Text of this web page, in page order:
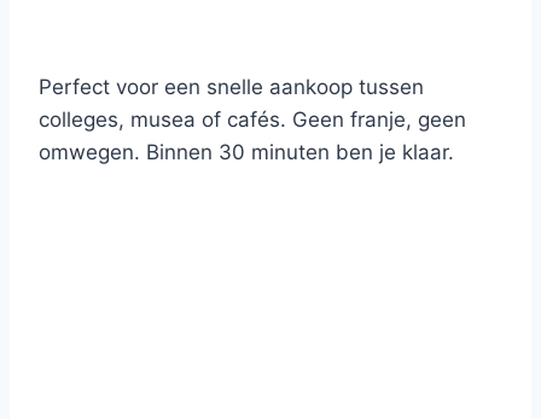
Perfect voor een snelle aankoop tussen
colleges, musea of cafés. Geen franje, geen
omwegen. Binnen 30 minuten ben je klaar.